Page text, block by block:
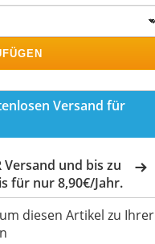
Versand für
Versand und bis zu
für nur 8,90€/Jahr.
diesen Artikel zu Ihrer